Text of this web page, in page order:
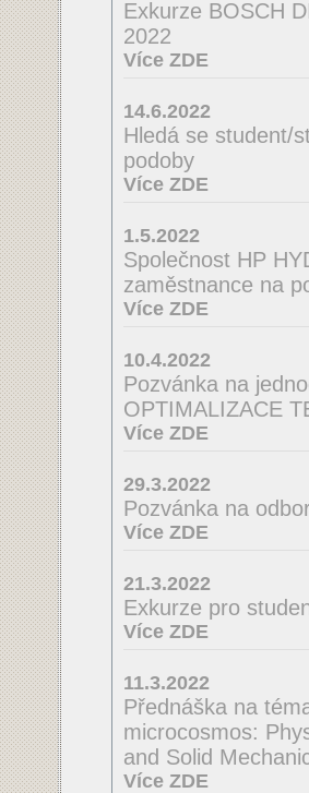
Exkurze BOSCH
2022
Více ZDE
14.6.2022
Hledá se student/
podoby
Více ZDE
1.5.2022
Společnost HP
zaměstnance na
Více ZDE
10.4.2022
Pozvánka na
OPTIMALIZACE
Více ZDE
29.3.2022
Pozvánka na
Více ZDE
21.3.2022
Exkurze pro
Více ZDE
11.3.2022
Přednáška na
microcosmos:
and Solid
Více ZDE